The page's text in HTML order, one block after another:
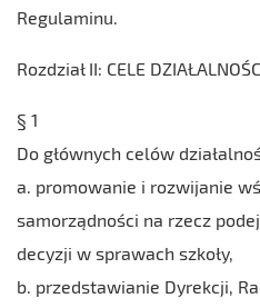
Regulaminu.
Rozdział II: CELE
§ 1
Do głównych celów
a. promowanie i rozwijanie
samorządności na rzecz
decyzji w sprawach szkoły,
b. przedstawianie Dyrekcji,